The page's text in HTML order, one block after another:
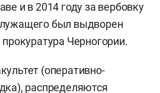
и в 2014 году за вербовку
был выдворен
Черногории.
(оперативно-
распределяются